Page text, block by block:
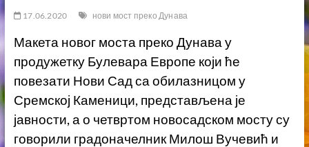
17.06.2020 нови мост преко Дунава
Макета новог моста преко Дунава у
продужетку Булевара Европе који ће
повезати Нови Сад са обилазницом у
Сремској Каменици, представљена је
јавности, а о четвртом новосадском мосту су
говорили градоначелник Милош Вучевић и